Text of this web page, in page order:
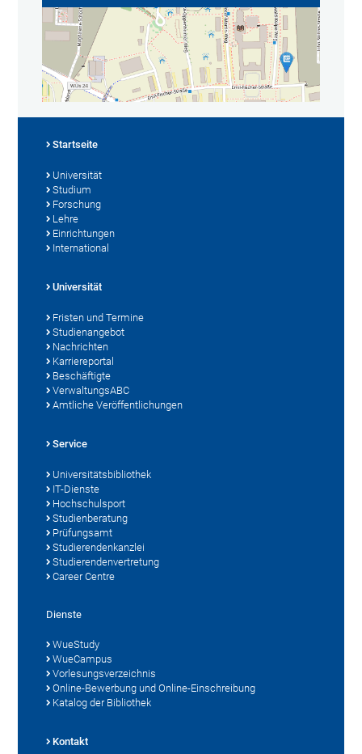
Startseite
Universität
Studium
Forschung
Lehre
Einrichtungen
International
Universität
Fristen und Termine
Studienangebot
Nachrichten
Karriereportal
Beschäftigte
VerwaltungsABC
Amtliche Veröffentlichungen
Service
Universitätsbibliothek
IT-Dienste
Hochschulsport
Studienberatung
Prüfungsamt
Studierendenkanzlei
Studierendenvertretung
Career Centre
Dienste
WueStudy
WueCampus
Vorlesungsverzeichnis
Online-Bewerbung und Online-Einschreibung
Katalog der Bibliothek
Kontakt